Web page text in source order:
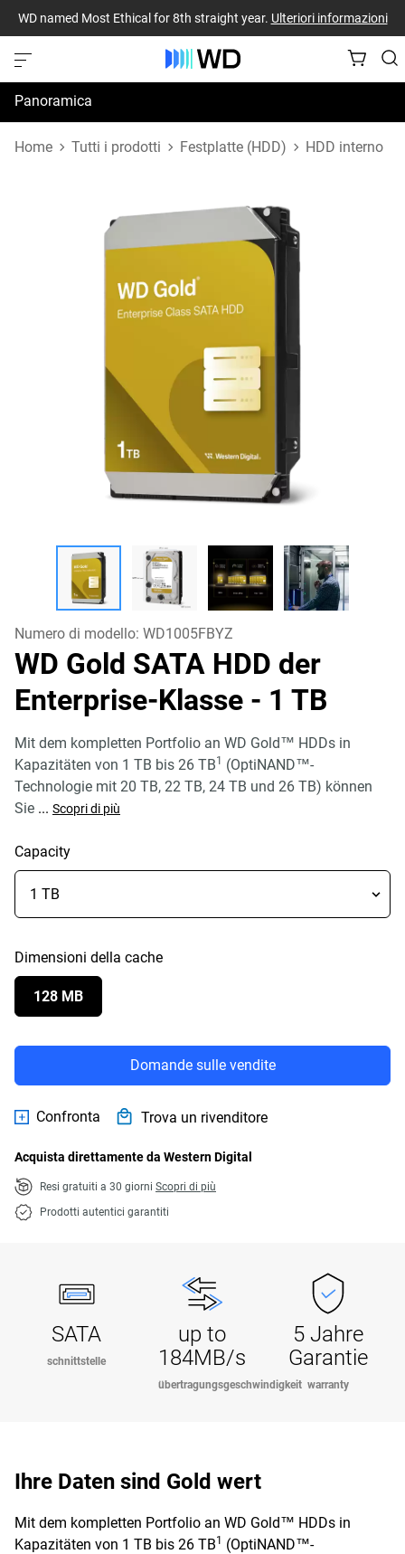
WD named Most Ethical for 8th straight year. Ulteriori informazioni
Panoramica
Specifiche
Home Tutti i prodotti Festplatte (HDD) HDD interno
Numero di modello: WD1005FBYZ
WD Gold SATA HDD der
Enterprise-Klasse - 1 TB
Mit dem kompletten Portfolio an WD Gold™ HDDs in
Kapazitäten von 1 TB bis 26 TB1
(OptiNAND™-
Technologie mit 20 TB, 22 TB, 24 TB und 26 TB) können
Sie ... Scopri di più
Capacity
Dimensioni della cache
128 MB
Domande sulle vendite
Confronta Trova un rivenditore
Acquista direttamente da Western Digital
Resi gratuiti a 30 giorni Scopri di più
Prodotti autentici garantiti
SATA
schnittstelle
up to
184MB/s
übertragungsgeschwindigkeit
5 Jahre
Garantie
warranty
Ihre Daten sind Gold wert
Mit dem kompletten Portfolio an WD Gold™ HDDs in
Kapazitäten von 1 TB bis 26 TB1
(OptiNAND™-